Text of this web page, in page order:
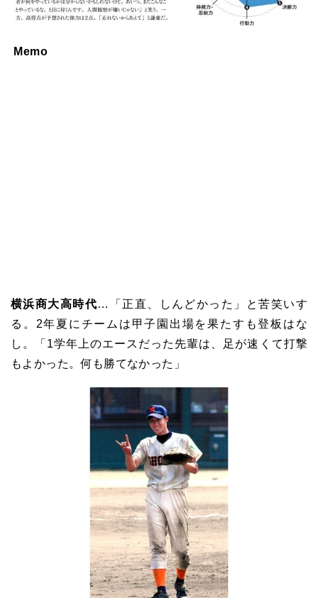
Memo
横浜商大高時代…
「正直、しんどかった」と苦笑いす
る。2年夏にチームは甲子園出場を果たすも登板はな
し。「1学年上のエースだった先輩は、足が速くて打撃
もよかった。何も勝てなかった」